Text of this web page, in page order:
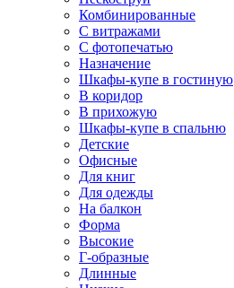
Комбинированные
С витражами
С фотопечатью
Назначение
Шкафы-купе в гостиную
В коридор
В прихожую
Шкафы-купе в спальню
Детские
Офисные
Для книг
Для одежды
На балкон
Форма
Высокие
Г-образные
Длинные